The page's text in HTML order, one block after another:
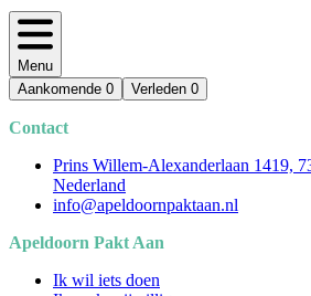
Menu
Aankomende 0 Verleden 0
Contact
Prins Willem-Alexanderlaan 1419,
Nederland
info@apeldoornpaktaan.nl
Apeldoorn Pakt Aan
Ik wil iets doen